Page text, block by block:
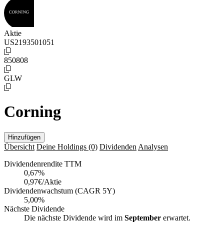
Aktie
US2193501051
850808
GLW
Corning
Hinzufügen
Übersicht Deine Holdings (0) Dividenden Analysen
Dividendenrendite TTM
0,67%
0,97€/Aktie
Dividendenwachstum (CAGR 5Y)
5,00%
Nächste Dividende
Die nächste Dividende wird im September erwartet.